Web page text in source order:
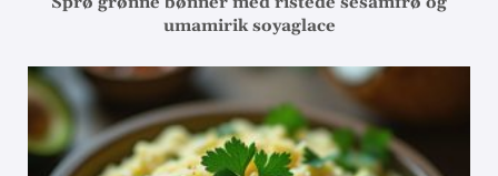
umamirik soyaglace